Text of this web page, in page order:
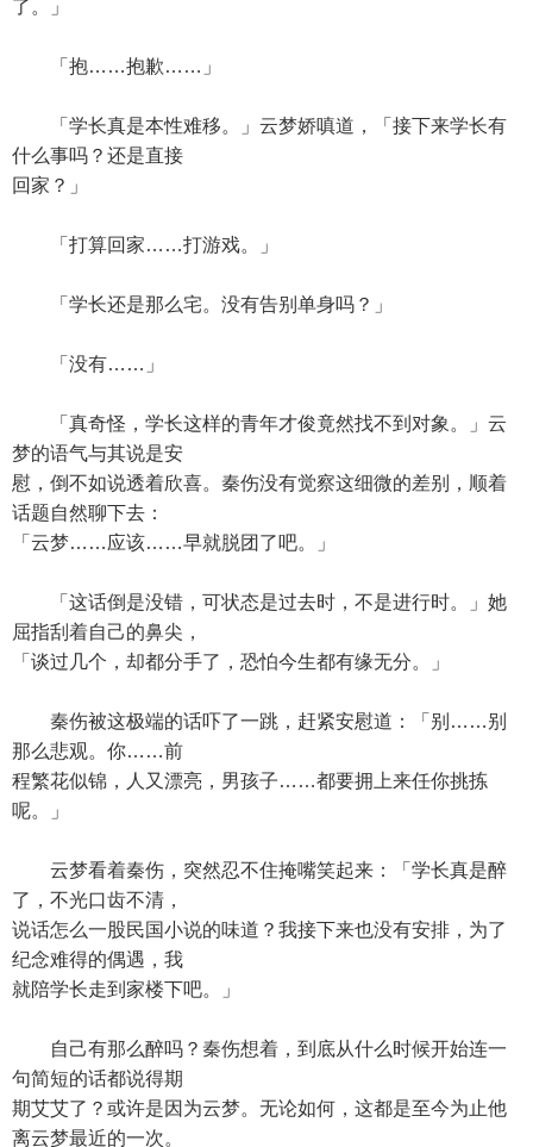
了。」
「抱……抱歉……」
「学长真是本性难移。」云梦娇嗔道，「接下来学长有
什么事吗？还是直接
回家？」
「打算回家……打游戏。」
「学长还是那么宅。没有告别单身吗？」
「没有……」
「真奇怪，学长这样的青年才俊竟然找不到对象。」云
梦的语气与其说是安
慰，倒不如说透着欣喜。秦伤没有觉察这细微的差别，顺着
话题自然聊下去：
「云梦……应该……早就脱团了吧。」
「这话倒是没错，可状态是过去时，不是进行时。」她
屈指刮着自己的鼻尖，
「谈过几个，却都分手了，恐怕今生都有缘无分。」
秦伤被这极端的话吓了一跳，赶紧安慰道：「别……别
那么悲观。你……前
程繁花似锦，人又漂亮，男孩子……都要拥上来任你挑拣
呢。」
云梦看着秦伤，突然忍不住掩嘴笑起来：「学长真是醉
了，不光口齿不清，
说话怎么一股民国小说的味道？我接下来也没有安排，为了
纪念难得的偶遇，我
就陪学长走到家楼下吧。」
自己有那么醉吗？秦伤想着，到底从什么时候开始连一
句简短的话都说得期
期艾艾了？或许是因为云梦。无论如何，这都是至今为止他
离云梦最近的一次。